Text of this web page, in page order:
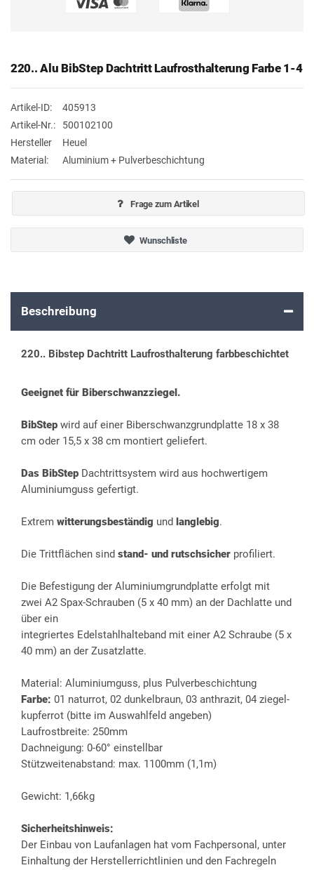
220.. Alu BibStep Dachtritt Laufrosthalterung Farbe 1-4
Artikel-ID:
405913
Artikel-Nr.:
500102100
Hersteller
Heuel
Material:
Aluminium + Pulverbeschichtung
Frage zum Artikel
Wunschliste
Beschreibung
220.. Bibstep Dachtritt Laufrosthalterung farbbeschichtet
Geeignet für Biberschwanzziegel.
BibStep wird auf einer Biberschwanzgrundplatte 18 x 38
cm oder 15,5 x 38 cm montiert geliefert.
Das BibStep Dachtrittsystem wird aus hochwertigem
Aluminiumguss gefertigt.
Extrem witterungsbeständig und langlebig.
Die Trittflächen sind stand- und rutschsicher profiliert.
Die Befestigung der Aluminiumgrundplatte erfolgt mit
zwei A2 Spax-Schrauben (5 x 40 mm) an der Dachlatte und
über ein
integriertes Edelstahlhalteband mit einer A2 Schraube (5 x
40 mm) an der Zusatzlatte.
Material: Aluminiumguss, plus Pulverbeschichtung
Farbe: 01 naturrot, 02 dunkelbraun, 03 anthrazit, 04 ziegel-
kupferrot (bitte im Auswahlfeld angeben)
Laufrostbreite: 250mm
Dachneigung: 0-60° einstellbar
Stützweitenabstand: max. 1100mm (1,1m)
Gewicht: 1,66kg
Sicherheitshinweis:
Der Einbau von Laufanlagen hat vom Fachpersonal, unter
Einhaltung der Herstellerrichtlinien und den Fachregeln